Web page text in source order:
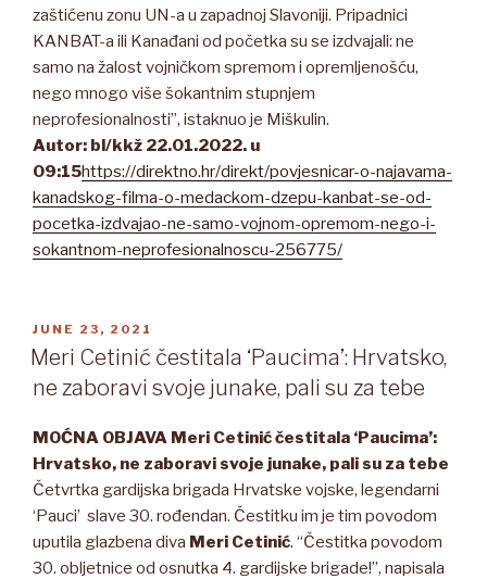
zaštićenu zonu UN-a u zapadnoj Slavoniji. Pripadnici
KANBAT-a ili Kanađani od početka su se izdvajali: ne
samo na žalost vojničkom spremom i opremljenošću,
nego mnogo više šokantnim stupnjem
neprofesionalnosti”, istaknuo je Miškulin.
Autor: bl/kkž 22.01.2022. u
09:15https://direktno.hr/direkt/povjesnicar-o-najavama-
kanadskog-filma-o-medackom-dzepu-kanbat-se-od-
pocetka-izdvajao-ne-samo-vojnom-opremom-nego-i-
sokantnom-neprofesionalnoscu-256775/
POSTED
ON
JUNE 23, 2021
Meri Cetinić čestitala ‘Paucima’: Hrvatsko,
ne zaboravi svoje junake, pali su za tebe
MOĆNA OBJAVA Meri Cetinić čestitala ‘Paucima’:
Hrvatsko, ne zaboravi svoje junake, pali su za tebe
Četvrtka gardijska brigada Hrvatske vojske, legendarni
‘Pauci’ slave 30. rođendan. Čestitku im je tim povodom
uputila glazbena diva Meri Cetinić. “Čestitka povodom
30. obljetnice od osnutka 4. gardijske brigade!”, napisala